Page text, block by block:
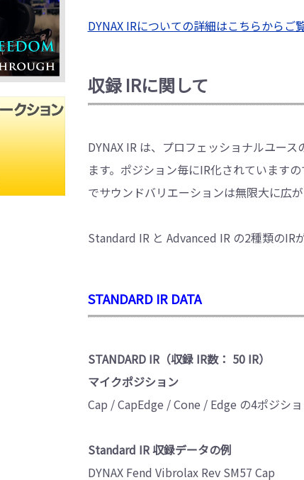
DYNAX IRについての詳細はこちらからご
収録 IRに関して
DYNAX IR は、プロフェッショナルユー
ます。ポジション毎にIR化されています
でサウンドバリエーションは無限大に広が
Standard IR と Advanced IR の2種類のIR
STANDARD IR DATA
STANDARD IR（収録 IR数： 50 IR）
マイクポジション
Cap / CapEdge / Cone / Edge の4ポジシ
Standard IR 収録データの例
DYNAX Fend Vibrolax Rev SM57 Cap